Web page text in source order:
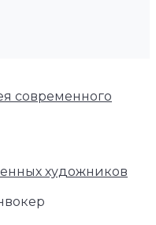
современного
художников